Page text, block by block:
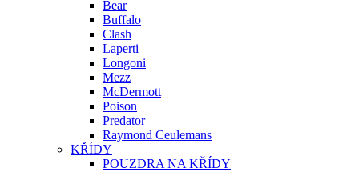
Bear
Buffalo
Clash
Laperti
Longoni
Mezz
McDermott
Poison
Predator
Raymond Ceulemans
KŘÍDY
POUZDRA NA KŘÍDY